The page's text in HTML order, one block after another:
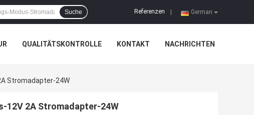
German
Referenzen
Suche
QUALITÄTSKONTROLLE KONTAKT NACHRICHTEN
Stromadapter-24W
12V 2A Stromadapter-24W